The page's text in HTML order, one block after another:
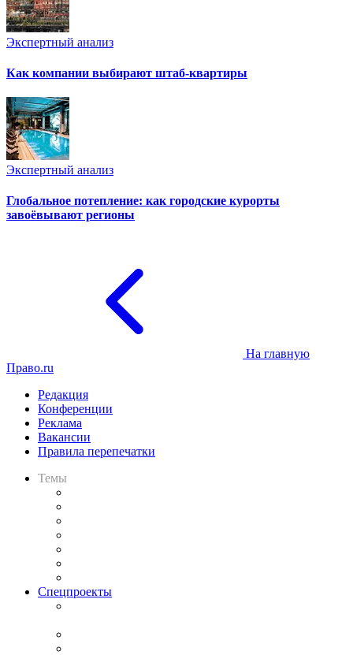
Экспертный анализ
Как компании выбирают штаб-квартиры
Экспертный анализ
Глобальное потепление: как городские курорты
завоёвывают регионы
На главную
Право.ru
Редакция
Конференции
Реклама
Вакансии
Правила перепечатки
Темы
Спецпроекты